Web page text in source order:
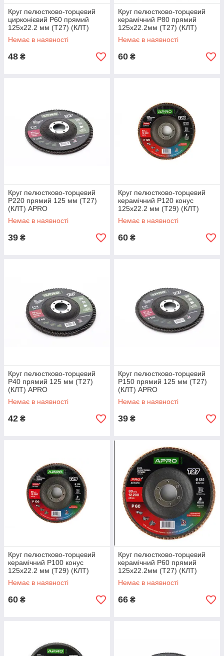
Круг пелюстково-торцевий
цирконієвий Р60 прямий
125х22.2 мм (Т27) (КЛТ)
APRO
Немає в наявності
48 ₴
Круг пелюстково-торцевий
керамічний Р80 прямий
125х22.2мм (Т27) (КЛТ)
APRO PRO
Немає в наявності
60 ₴
Круг пелюстково-торцевий
Р220 прямий 125 мм (Т27)
(КЛТ) APRO
Немає в наявності
39 ₴
Круг пелюстково-торцевий
керамічний Р120 конус
125х22.2 мм (Т29) (КЛТ)
APRO PRO
Немає в наявності
60 ₴
Круг пелюстково-торцевий
Р40 прямий 125 мм (Т27)
(КЛТ) APRO
Немає в наявності
42 ₴
Круг пелюстково-торцевий
Р150 прямий 125 мм (Т27)
(КЛТ) APRO
Немає в наявності
39 ₴
Круг пелюстково-торцевий
керамічний Р100 конус
125х22.2 мм (Т29) (КЛТ)
APRO PRO
Немає в наявності
60 ₴
Круг пелюстково-торцевий
керамічний Р60 прямий
125х22.2мм (Т27) (КЛТ)
APRO PRO
Немає в наявності
66 ₴